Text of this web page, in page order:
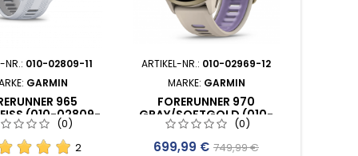
NR.: 010-02809-11
GARMIN
965
(010-02809-
– KOMPETENZ
SEIT 1998
(0)
2
ARTIKEL-NR.: 010-02969-12
MARKE: GARMIN
FORERUNNER 970
GRAY/SOFTGOLD (010-
02969-12)(0)
Preis
699,99 € Verkaufspreis
749,99 €